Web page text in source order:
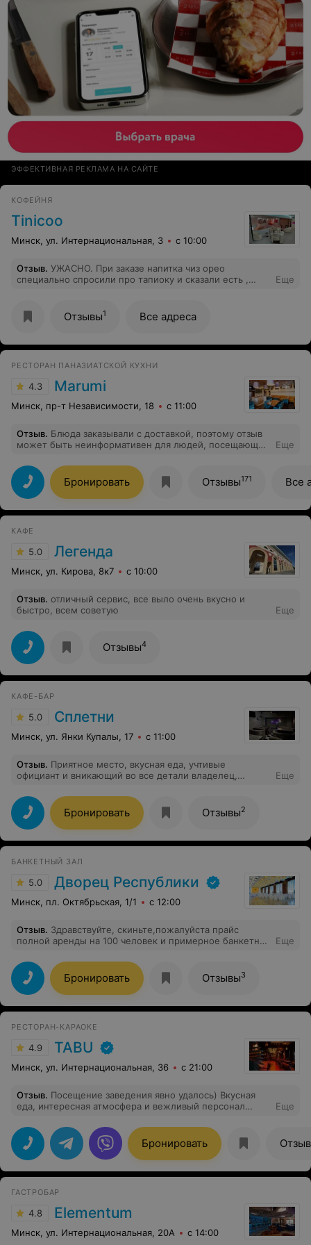
ЭФФЕКТИВНАЯ РЕКЛАМА НА САЙТЕ
КОФЕЙНЯ
Tinicoo
Минск, ул. Интернациональная, 3 с 10:00
Отзыв. УЖАСНО. При заказе напитка чиз орео
специально спросили про тапиоку и сказали есть ,
и специально доплатила и попросила добавить тапиоку
, приносят напиток и тапиоки не было. Очень
Еще
Отзывы1 Все адреса
РЕСТОРАН ПАНАЗИАТСКОЙ КУХНИ
4.3 Marumi
Минск, пр-т Независимости, 18 с 11:00
Отзыв. Блюда заказывали с доставкой, поэтому отзыв
может быть неинформативен для людей, посещающих
примерно соответствует самой дешёвой кулинарии.
Испорчено в приготовлении всё, что могло быть
испорчено. Даже рис, заказанный в качестве гарнира к
одному из блюд, был сварен процентов на 50 - 60. Я
первый раз в жизни столкнулся с настолько
комментарии, пишу на эмоциях, и они только
негативные. Такие заведения должны сами
доплачивать людям за то, чтобы к ним ходили.
Еще
Бронировать Отзывы171 Все
КАФЕ
5.0 Легенда
Минск, ул. Кирова, 8к7 с 10:00
Отзыв. отличный сервис, все выло очень вкусно и
быстро, всем советую
Еще
Отзывы4
КАФЕ-БАР
5.0 Сплетни
Минск, ул. Янки Купалы, 17 с 11:00
Отзыв. Приятное место, вкусная еда, учтивые
официант и вникающий во все детали владелец,
Спасибо и буду обращаться и заходить ещё!
Еще
Бронировать Отзывы2
БАНКЕТНЫЙ ЗАЛ
5.0 Дворец Республики
Минск, пл. Октябрьская, 1/1 с 12:00
Отзыв. Здравствуйте, скиньте,пожалуйста прайс
полной аренды на 100 человек и примерное банкетное
Еще
Бронировать Отзывы3
РЕСТОРАН-КАРАОКЕ
4.9 TABU
Минск, ул. Интернациональная, 36 с 21:00
Отзыв. Посещение заведения явно удалось) Вкусная
еда, интересная атмосфера и вежливый персонал
ресторане) Приятная музыка только дополнила
положительные впечатления от отдыха в заведении.
Однозначно стоит посетить)
Еще
Бронировать
ГАСТРОБАР
4.8 Elementum
Минск, ул. Интернациональная, 20А с 14:00